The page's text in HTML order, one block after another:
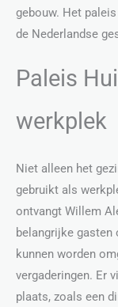
gebouw. Het
de Nederlandse
Paleis
werkplek
Niet alleen het
gebruikt als
ontvangt Willem
belangrijke gasten
kunnen worden
vergaderingen. Er
plaats, zoals een